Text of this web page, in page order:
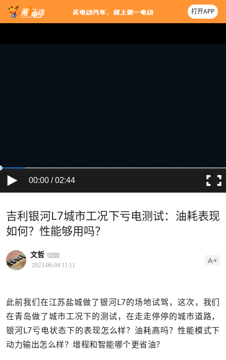
打开APP
00:00 / 02:44
吉利银河L7城市工况下亏电测试：油耗表现
如何？性能够用吗？
文哲
2023-06-04 11:11 A+
此前我们在江苏盐城做了银河L7的场地试驾，这次，我们
在青岛做了城市工况下的测试，在走走停停的城市道路，
银河L7亏电状态下的表现怎么样？油耗高吗？性能模式下
动力输出怎么样？增程和智能哪个更省油？